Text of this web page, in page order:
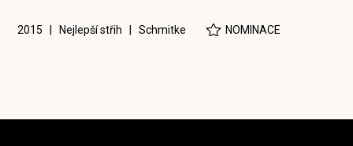
2015 | Nejlepší střih |Schmitke NOMINACE